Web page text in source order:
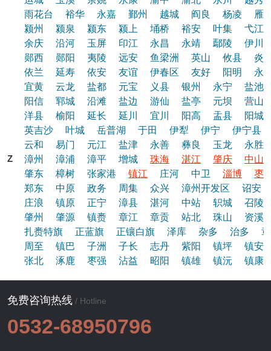
雨花台
裕华 永嘉 鄞州 越城 阎良 杨凌
雁
颍州
颍泉 颍东 颍上 埇桥 裕安 叶集
弋江
余庆
沿河 玉屏 印江 永昌 永靖 鄢陵
伊川
郧西
郧阳 夷陵 远安 鱼梁洲 英山 攸县
炎
依兰
延寿 依安 友谊 伊春区 友好 阳明
永
宜黄
云龙 盐都 元宝 义县 银州 永宁
盐池
阳信
郓城 沿滩 盐边 游仙 盐亭 元坝
营山
洋县
榆阳 延长 延川 宜川 阳高 盂县
阳城
英吉沙
叶城 岳普湖 于田 伊犁 伊宁
伊宁县
云和
易门 元江 盐津 永善 彝良 玉龙
永胜
Z
漳州 漳浦 漳平 增城 珠海 湛江 肇庆
中山
肇东
樟树 张家港 镇江 庄河 中卫 淄博
枣
郑东
中原 政务 周集 众兴 漳州开发区
诏安
庄浪
镇原 正宁 漳县 湛河 中站 轵城
召陵
肇州
肇源 镇赉 章江 章贡 站北 珠山
资溪
扎赉特旗
正蓝旗 正镶白旗 泽库 杂多 治多
周至
镇巴 子洲 子长 志丹 紫阳 镇坪
镇安
张北
涿鹿 枣强 沾益 昭阳 镇雄 镇沅 镇康
免费咨询热线 / Hotline
0532-68950796